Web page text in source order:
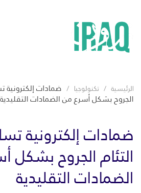
الرئيسية تكنولوجيا ضمادات إلكترونية
الجروح بشكل أسرع من الضمادات التقليدية
ضمادات إلكترونية
التئام الجروح بشكل
الضمادات التقليدية